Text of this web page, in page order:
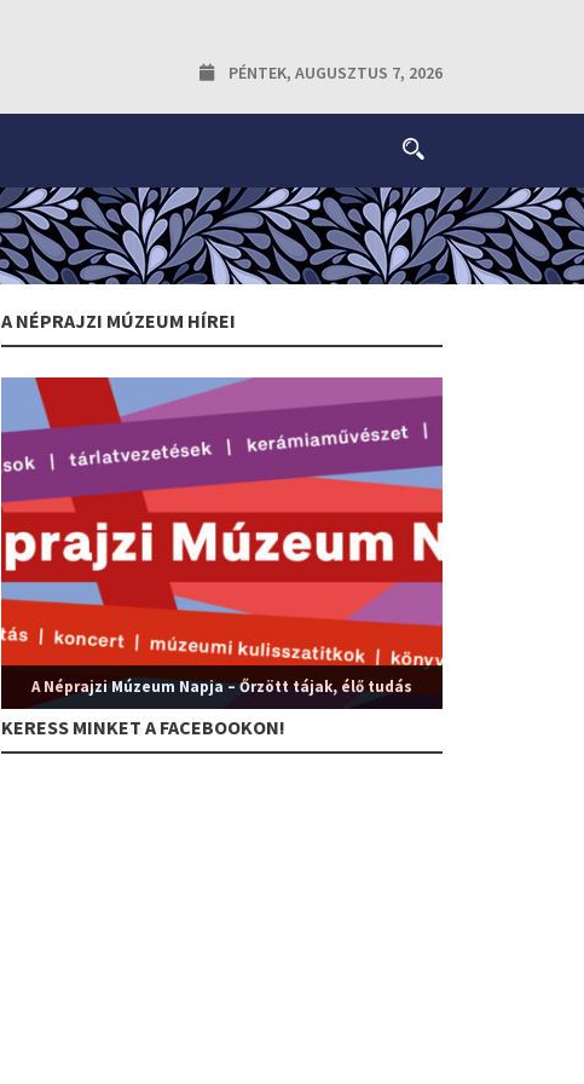
PÉNTEK, AUGUSZTUS 7, 2026
A NÉPRAJZI MÚZEUM HÍREI
A Néprajzi Múzeum Napja – Őrzött tájak, élő tudás
KERESS MINKET A FACEBOOKON!